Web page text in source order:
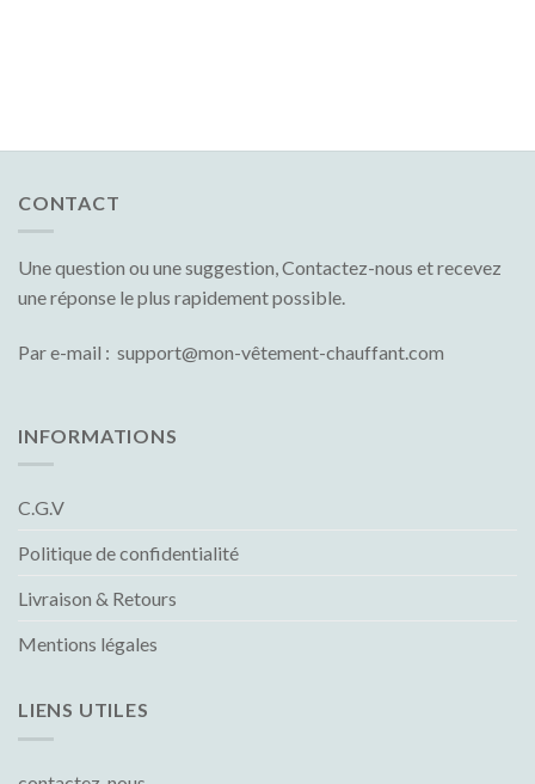
CONTACT
Une question ou une suggestion, Contactez-nous et recevez
une réponse le plus rapidement possible.
Par e-mail : support@mon-vêtement-chauffant.com
INFORMATIONS
C.G.V
Politique de confidentialité
Livraison & Retours
Mentions légales
LIENS UTILES